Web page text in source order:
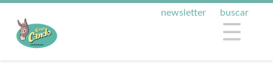
buscar
newsletter
☰